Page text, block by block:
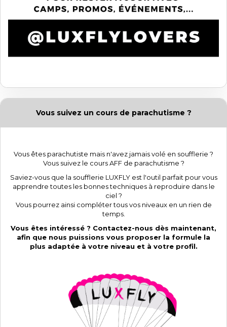
Vous suivez un cours de parachutisme ?
Vous êtes parachutiste mais n'avez jamais volé en soufflerie ?
Vous suivez le cours AFF de parachutisme ?
Saviez-vous que la soufflerie LUXFLY est l'outil parfait pour vous
apprendre toutes les bonnes techniques à reproduire dans le
ciel ?
Vous pourrez ainsi compléter tous vos niveaux en un rien de
temps.
Vous êtes intéressé ? Contactez-nous dès maintenant,
afin que nous puissions vous proposer la formule la
plus adaptée à votre niveau et à votre profil.